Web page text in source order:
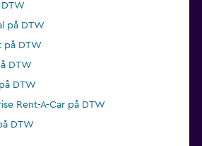
DTW
på DTW
på DTW
DTW
DTW
Rent-A-Car på DTW
DTW